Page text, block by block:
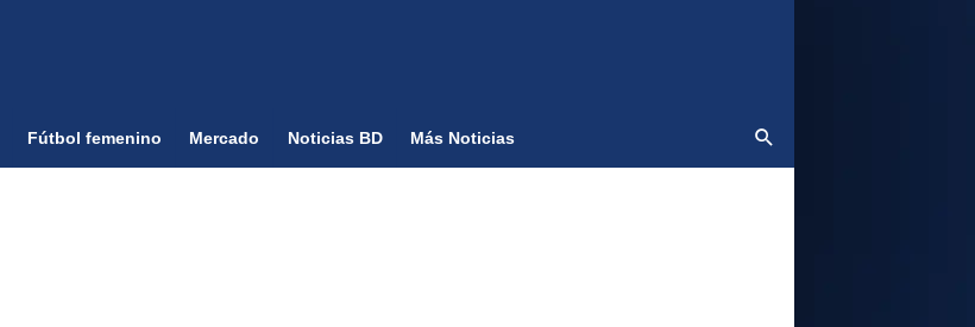
Fútbol femenino Mercado Noticias BD Más Noticias